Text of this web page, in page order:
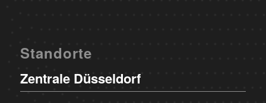
Standorte
Zentrale Düsseldorf